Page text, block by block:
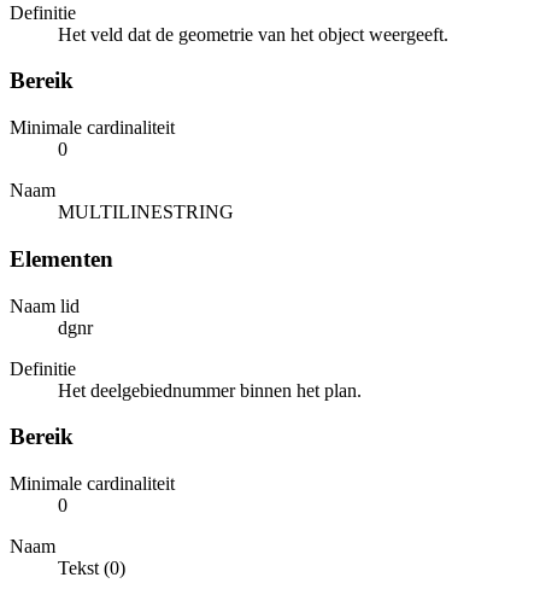
Definitie
Het veld dat de geometrie van het object weergeeft.
Bereik
Minimale cardinaliteit
0
Naam
MULTILINESTRING
Elementen
Naam lid
dgnr
Definitie
Het deelgebiednummer binnen het plan.
Bereik
Minimale cardinaliteit
0
Naam
Tekst (0)